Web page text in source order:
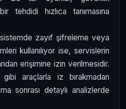
tehdidi hızlıca tanımasına
zayıf şifreleme veya
kullanılıyor ise, servislerin
erişimine izin verilmesidir.
araçlarla iz bırakmadan
sonrası detaylı analizlerde